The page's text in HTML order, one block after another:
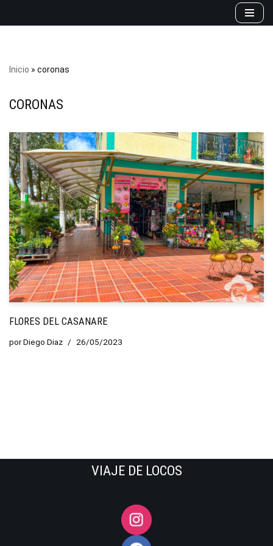
Inicio » coronas
CORONAS
FLORES DEL CASANARE
porDiego Diaz 26/05/2023
VIAJE DE LOCOS